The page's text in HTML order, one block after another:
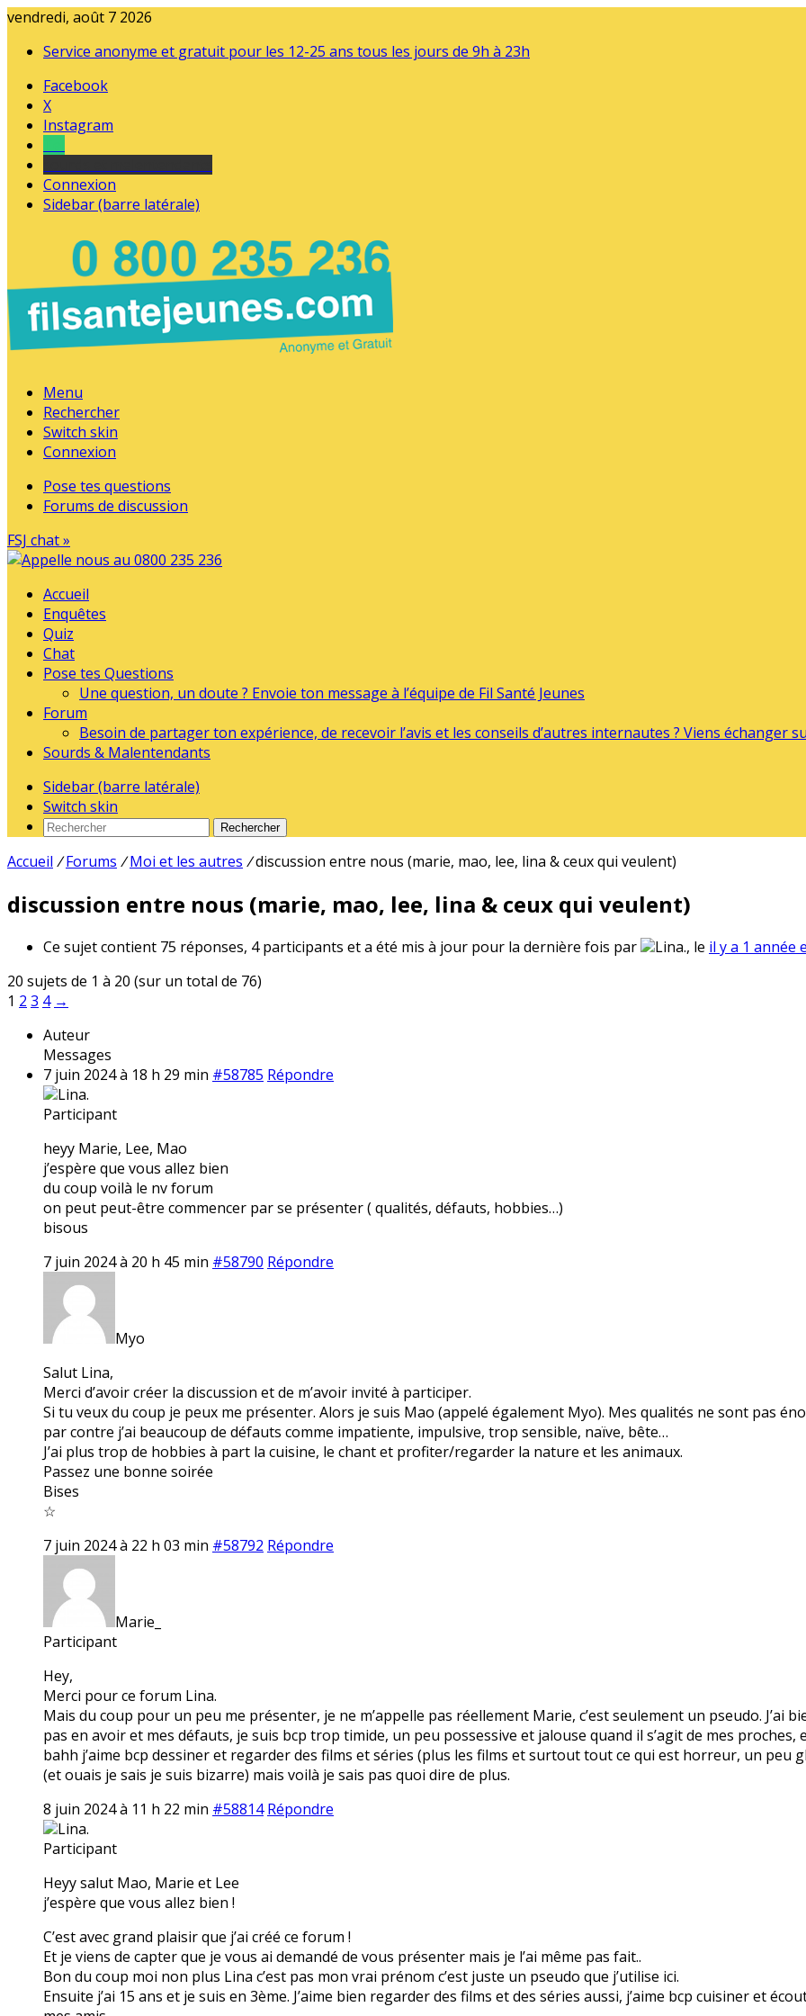
vendredi, août 7 2026
Service anonyme et gratuit pour les 12-25 ans tous les jours de 9h à 23h
Facebook
X
Instagram
Connexion
Sidebar (barre latérale)
Menu
Rechercher
Switch skin
Connexion
Pose tes questions
Forums de discussion
FSJ chat »
Accueil
Enquêtes
Quiz
Chat
Pose tes Questions
Une question, un doute ? Envoie ton message à l’équipe de Fil Santé Jeunes
Forum
Besoin de partager ton expérience, de recevoir l’avis et les conseils d’autres internautes ? Viens échanger
Sourds & Malentendants
Sidebar (barre latérale)
Switch skin
Rechercher
Accueil / Forums / Moi et les autres /discussion entre nous (marie, mao, lee, lina & ceux qui veulent)
discussion entre nous (marie, mao, lee, lina & ceux qui veulent)
Ce sujet contient 75 réponses, 4 participants et a été mis à jour pour la dernière fois par Lina., le il y a 1 année
20 sujets de 1 à 20 (sur un total de 76)
1 2 3 4 →
Auteur
Messages
7 juin 2024 à 18 h 29 min #58785 Répondre
Lina.
Participant
heyy Marie, Lee, Mao
j’espère que vous allez bien
du coup voilà le nv forum
on peut peut-être commencer par se présenter ( qualités, défauts, hobbies…)
bisous
7 juin 2024 à 20 h 45 min #58790 Répondre
Myo
Salut Lina,
Merci d’avoir créer la discussion et de m’avoir invité à participer.
Si tu veux du coup je peux me présenter. Alors je suis Mao (appelé également Myo). Mes qualités ne sont pas
par contre j’ai beaucoup de défauts comme impatiente, impulsive, trop sensible, naïve, bête…
J’ai plus trop de hobbies à part la cuisine, le chant et profiter/regarder la nature et les animaux.
Passez une bonne soirée
Bises
☆
7 juin 2024 à 22 h 03 min #58792 Répondre
Marie_
Participant
Hey,
Merci pour ce forum Lina.
Mais du coup pour un peu me présenter, je ne m’appelle pas réellement Marie, c’est seulement un pseudo. J’ai
pas en avoir et mes défauts, je suis bcp trop timide, un peu possessive et jalouse quand il s’agit de mes proches,
bahh j’aime bcp dessiner et regarder des films et séries (plus les films et surtout tout ce qui est horreur, un peu
(et ouais je sais je suis bizarre) mais voilà je sais pas quoi dire de plus.
8 juin 2024 à 11 h 22 min #58814 Répondre
Lina.
Participant
Heyy salut Mao, Marie et Lee
j’espère que vous allez bien !
C’est avec grand plaisir que j’ai créé ce forum !
Et je viens de capter que je vous ai demandé de vous présenter mais je l’ai même pas fait..
Bon du coup moi non plus Lina c’est pas mon vrai prénom c’est juste un pseudo que j’utilise ici.
Ensuite j’ai 15 ans et je suis en 3ème. J’aime bien regarder des films et des séries aussi, j’aime bcp cuisiner et